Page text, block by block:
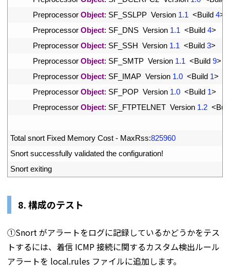
Preprocessor Object: SF_SSLPP Version 1.1 <Build 4>
Preprocessor Object: SF_DNS Version 1.1 <Build 4>
Preprocessor Object: SF_SSH Version 1.1 <Build 3>
Preprocessor Object: SF_SMTP Version 1.1 <Build 9>
Preprocessor Object: SF_IMAP Version 1.0 <Build 1>
Preprocessor Object: SF_POP Version 1.0 <Build 1>
Preprocessor Object: SF_FTPTELNET Version 1.2 <
Total snort Fixed Memory Cost - MaxRss:825960
Snort successfully validated the configuration!
Snort exiting
8. 構成のテスト
①Snort がアラートをログに記録しているかどうかをテス
トするには、着信 ICMP 接続に関するカスタム検出ルール
アラートを local.rules ファイルに追加します。